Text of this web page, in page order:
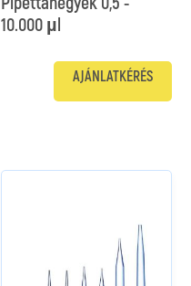
10.000 µl
AJÁNLATKÉRÉS